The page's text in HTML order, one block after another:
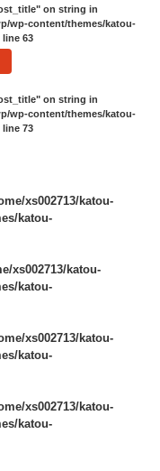
on string in
wp-content/themes/katou-
line 63
on string in
wp-content/themes/katou-
line 73
xs002713/katou-
katou-
xs002713/katou-
katou-
xs002713/katou-
katou-
xs002713/katou-
katou-